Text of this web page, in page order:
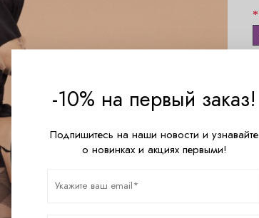
-10% на первый заказ!
Подпишитесь на наши новости и узнавайте
о новинках и акциях первыми!